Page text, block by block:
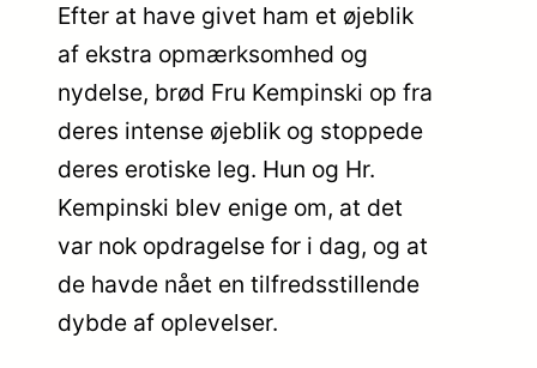
Efter at have givet ham et øjeblik
af ekstra opmærksomhed og
nydelse, brød Fru Kempinski op fra
deres intense øjeblik og stoppede
deres erotiske leg. Hun og Hr.
Kempinski blev enige om, at det
var nok opdragelse for i dag, og at
de havde nået en tilfredsstillende
dybde af oplevelser.